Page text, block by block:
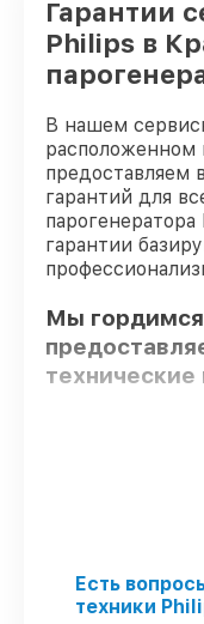
Гарантии
Philips в
В нашем
расположенном
предоставляем
гарантий для
гарантии
Мы
технические
Только
Есть
техники